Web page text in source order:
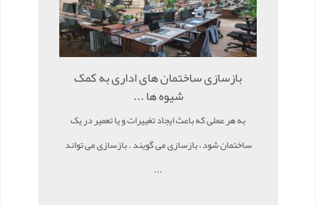
بازسازی ساختمان های اداری به کمک
شیوه ها ...
به هر عملی که باعث ایجاد تغییرات و یا تعمیر در یک
ساختمان شود ، بازسازی می گویند . بازسازی می تواند
...